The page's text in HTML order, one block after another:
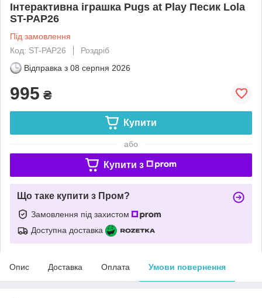
Інтерактивна іграшка Pugs at Play Песик Lola
ST-PAP26
Під замовлення
Код: ST-PAP26
Роздріб
Відправка з 08 серпня 2026
995 ₴
Купити
або
Купити з
Що таке купити з Пром?
Замовлення під захистом
Доступна доставка
Опис Доставка Оплата Умови повернення